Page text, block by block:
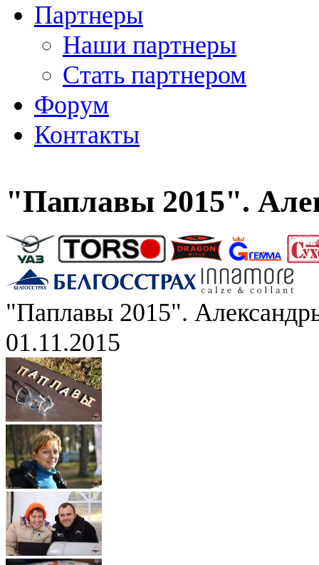
Партнеры
Наши партнеры
Стать партнером
Форум
Контакты
"Паплавы 2015".
"Паплавы 2015".
01.11.2015